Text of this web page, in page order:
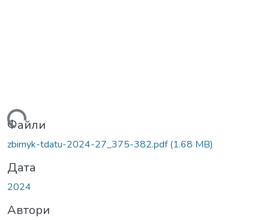
Файли
zbirnyk-tdatu-2024-27_375-382.pdf(1.68 MB)
Дата
2024
Автори